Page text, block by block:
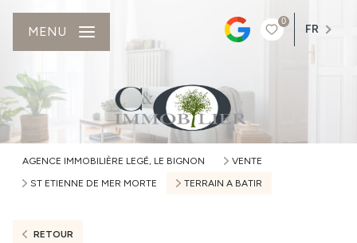
0
FR
MENU
AGENCE IMMOBILIÈRE LEGÉ, LE BIGNON
VENTE
ST ETIENNE DE MER MORTE
TERRAIN A BATIR
RETOUR